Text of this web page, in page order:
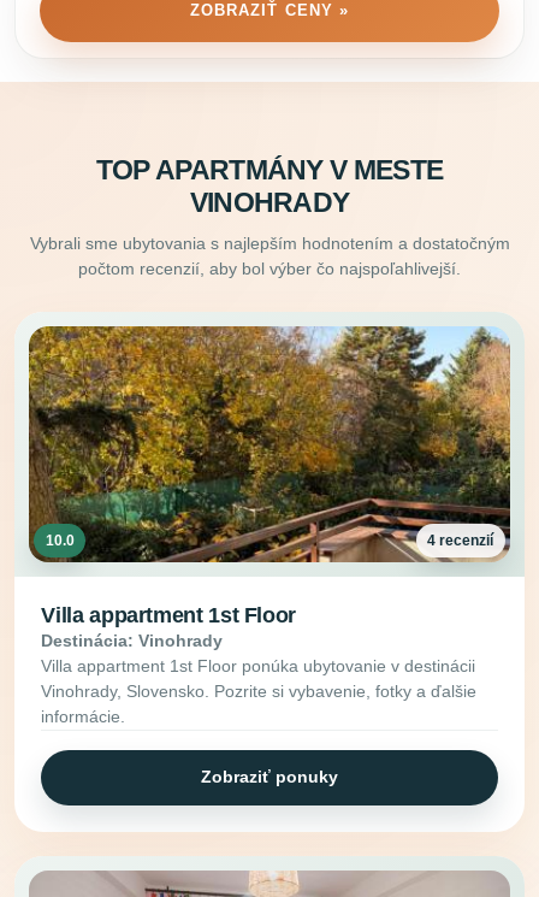
ZOBRAZIŤ CENY »
TOP APARTMÁNY V MESTE
VINOHRADY
Vybrali sme ubytovania s najlepším hodnotením a dostatočným
počtom recenzií, aby bol výber čo najspoľahlivejší.
10.0 4 recenzií
Villa appartment 1st Floor
Destinácia: Vinohrady
Villa appartment 1st Floor ponúka ubytovanie v destinácii
Vinohrady, Slovensko. Pozrite si vybavenie, fotky a ďalšie
informácie.
Zobraziť ponuky